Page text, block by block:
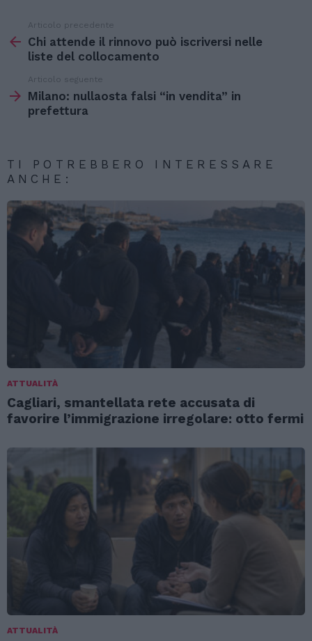
di
Articolo precedente
Chi attende il rinnovo può iscriversi nelle
liste del collocamento
Articolo seguente
Milano: nullaosta falsi “in vendita” in
prefettura
TI POTREBBERO INTERESSARE
ANCHE:
ATTUALITÀ
Cagliari, smantellata rete accusata di
favorire l’immigrazione irregolare: otto fermi
ATTUALITÀ